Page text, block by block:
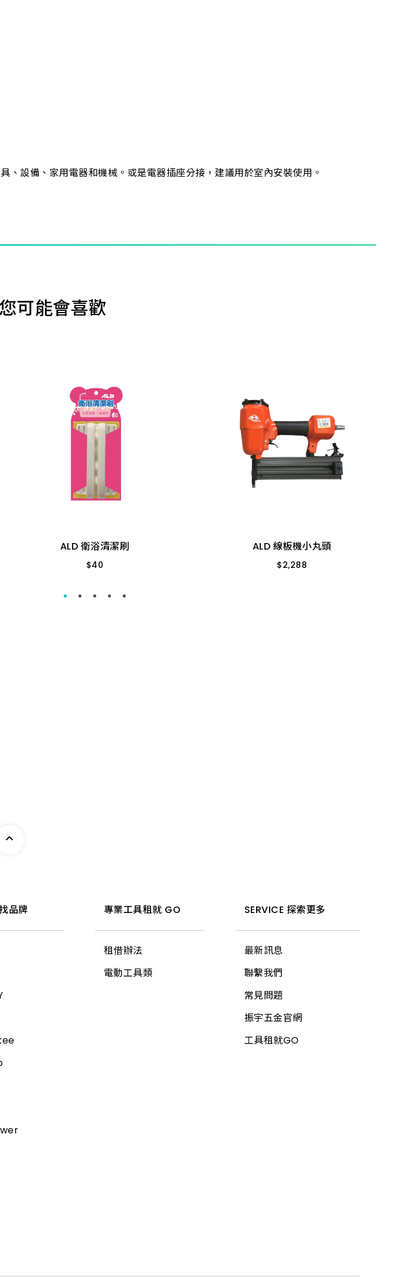
、設備、家用電器和機械。或是電器插座分接，建議用於室內安裝使用。
您可能會喜歡
ALD 衛浴清潔刷
$40
ALD 衛浴清潔刷
ALD 線板機小丸頭
$2,288
ALD 線板機小丸頭
品牌 專業工具租就 GO
租借辦法
電動工具類
SERVICE 探索更多
最新訊息
聯繫我們
常見問題
振宇五金官網
工具租就GO